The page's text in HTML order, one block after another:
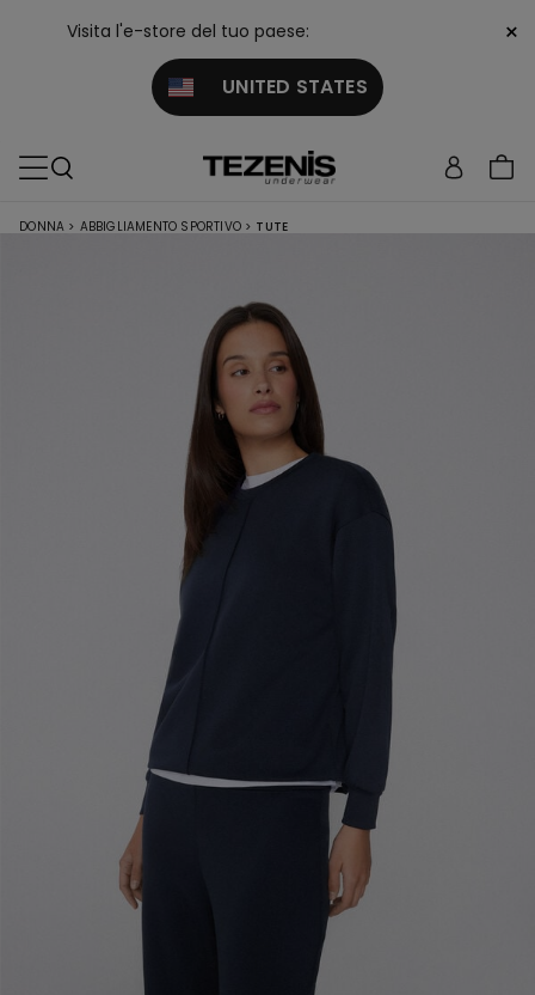
Visita l'e-store del tuo paese:
UNITED STATES
×
DONNA > ABBIGLIAMENTO SPORTIVO > TUTE